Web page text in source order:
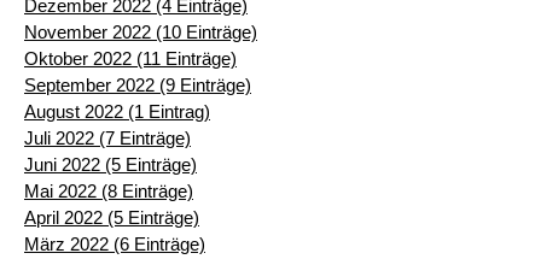
Dezember 2022 (4 Einträge)
November 2022 (10 Einträge)
Oktober 2022 (11 Einträge)
September 2022 (9 Einträge)
August 2022 (1 Eintrag)
Juli 2022 (7 Einträge)
Juni 2022 (5 Einträge)
Mai 2022 (8 Einträge)
April 2022 (5 Einträge)
März 2022 (6 Einträge)